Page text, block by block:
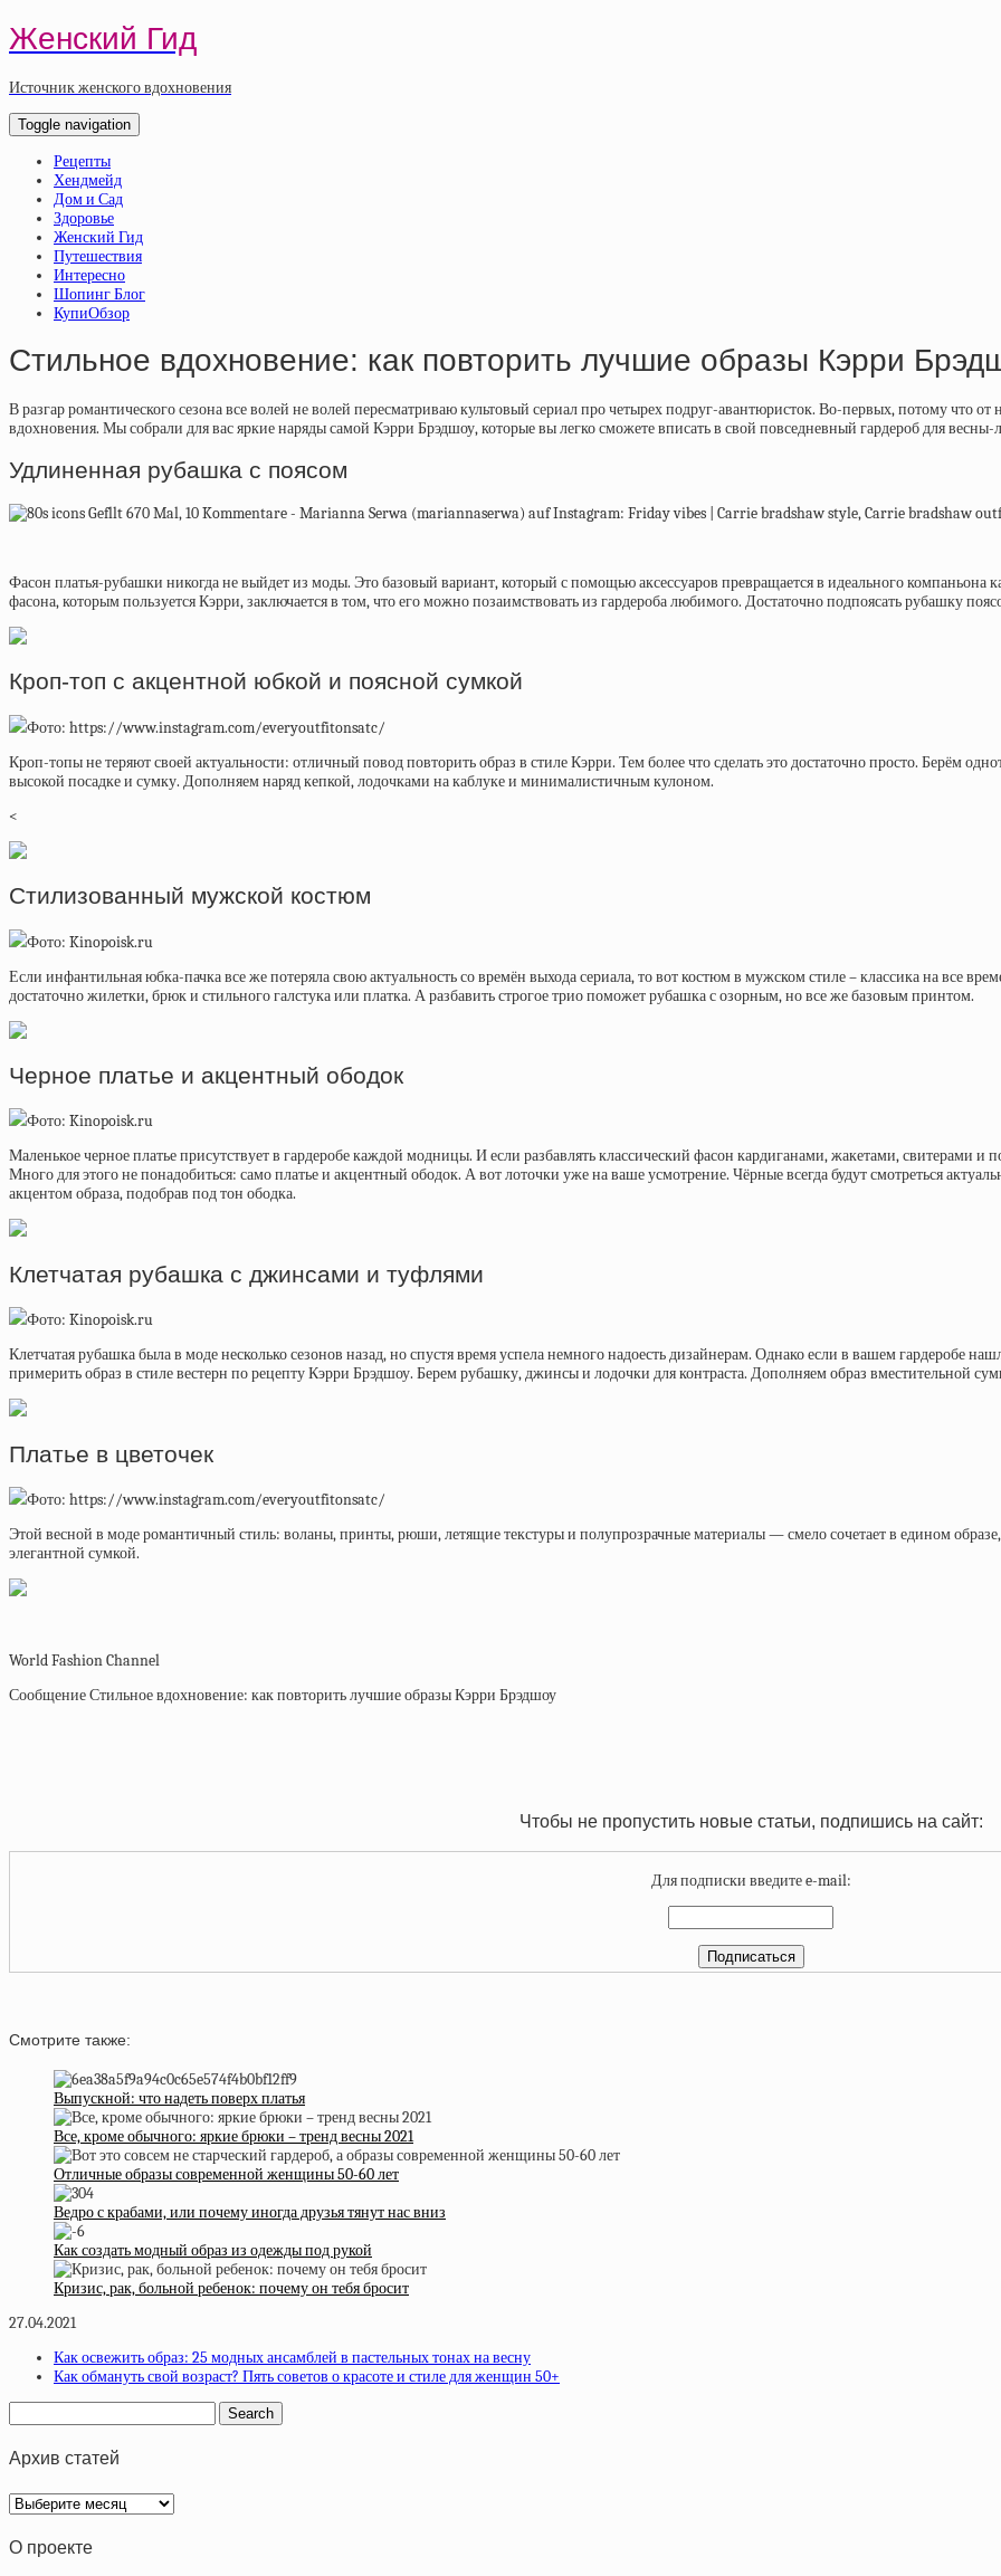
Женский Гид
Источник женского вдохновения
Toggle navigation
Рецепты
Хендмейд
Дом и Сад
Здоровье
Женский Гид
Путешествия
Интересно
Шопинг Блог
КупиОбзор
Стильное вдохновение: как повторить лучшие образы Кэрри
В разгар романтического сезона все волей не волей пересматриваю культовый сериал про четырех подруг-авантюристок. Во-первых, потому что
вдохновения. Мы собрали для вас яркие наряды самой Кэрри Брэдшоу, которые вы легко сможете вписать в свой повседневный гардероб для весны-
Удлиненная рубашка с поясом
Фасон платья-рубашки никогда не выйдет из моды. Это базовый вариант, который с помощью аксессуаров превращается в идеального компаньона
фасона, которым пользуется Кэрри, заключается в том, что его можно позаимствовать из гардероба любимого. Достаточно подпоясать рубашку
Кроп-топ с акцентной юбкой и поясной сумкой
Фото: https://www.instagram.com/everyoutfitonsatc/
Кроп-топы не теряют своей актуальности: отличный повод повторить образ в стиле Кэрри. Тем более что сделать это достаточно просто. Берём
высокой посадке и сумку. Дополняем наряд кепкой, лодочками на каблуке и минималистичным кулоном.
<
Стилизованный мужской костюм
Фото: Kinopoisk.ru
Если инфантильная юбка-пачка все же потеряла свою актуальность со времён выхода сериала, то вот костюм в мужском стиле – классика на все
достаточно жилетки, брюк и стильного галстука или платка. А разбавить строгое трио поможет рубашка с озорным, но все же базовым принтом.
Черное платье и акцентный ободок
Фото: Kinopoisk.ru
Маленькое черное платье присутствует в гардеробе каждой модницы. И если разбавлять классический фасон кардиганами, жакетами, свитерами
Много для этого не понадобиться: само платье и акцентный ободок. А вот лоточки уже на ваше усмотрение. Чёрные всегда будут смотреться
акцентом образа, подобрав под тон ободка.
Клетчатая рубашка с джинсами и туфлями
Фото: Kinopoisk.ru
Клетчатая рубашка была в моде несколько сезонов назад, но спустя время успела немного надоесть дизайнерам. Однако если в вашем гардеробе
примерить образ в стиле вестерн по рецепту Кэрри Брэдшоу. Берем рубашку, джинсы и лодочки для контраста. Дополняем образ вместительной
Платье в цветочек
Фото: https://www.instagram.com/everyoutfitonsatc/
Этой весной в моде романтичный стиль: воланы, принты, рюши, летящие текстуры и полупрозрачные материалы — смело сочетает в едином
элегантной сумкой.
World Fashion Channel
Сообщение Стильное вдохновение: как повторить лучшие образы Кэрри Брэдшоу
Чтобы не пропустить новые статьи, подпишись на сайт:
Для подписки введите e-mail:
Смотрите также:
Выпускной: что надеть поверх платья
Все, кроме обычного: яркие брюки – тренд весны 2021
Отличные образы современной женщины 50-60 лет
Ведро с крабами, или почему иногда друзья тянут нас вниз
Как создать модный образ из одежды под рукой
Кризис, рак, больной ребенок: почему он тебя бросит
27.04.2021
Как освежить образ: 25 модных ансамблей в пастельных тонах на весну
Как обмануть свой возраст? Пять советов о красоте и стиле для женщин 50+
Архив статей
Архив
статей
О проекте